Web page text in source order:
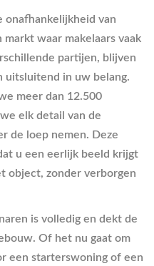
onafhankelijkheid van
waar makelaars vaak
partijen, blijven
in uw belang.
meer dan 12.500
elk detail van de
de loep nemen. Deze
u een eerlijk beeld krijgt
object, zonder verborgen
is volledig en dekt de
Of het nu gaat om
een starterswoning of een